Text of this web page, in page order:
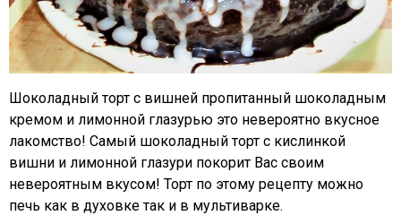
Шоколадный торт с вишней пропитанный шоколадным
кремом и лимонной глазурью это невероятно вкусное
лакомство! Самый шоколадный торт с кислинкой
вишни и лимонной глазури покорит Вас своим
невероятным вкусом! Торт по этому рецепту можно
печь как в духовке так и в мультиварке.